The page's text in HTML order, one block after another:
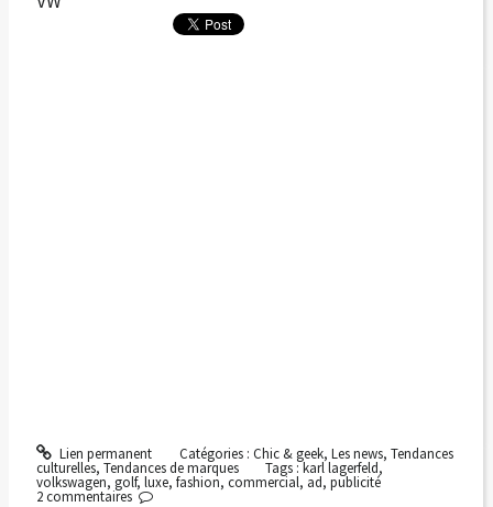
Lien permanent Catégories : Chic & geek, Les news, Tendances
culturelles, Tendances de marques Tags :karl lagerfeld,
volkswagen, golf, luxe, fashion, commercial, ad, publicité
2 commentaires